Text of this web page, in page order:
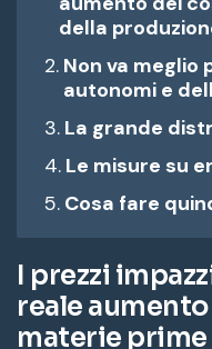
della
Non va meglio
autonomi e
La grande
Le misure su
Cosa fare
I prezzi
reale
materie prime